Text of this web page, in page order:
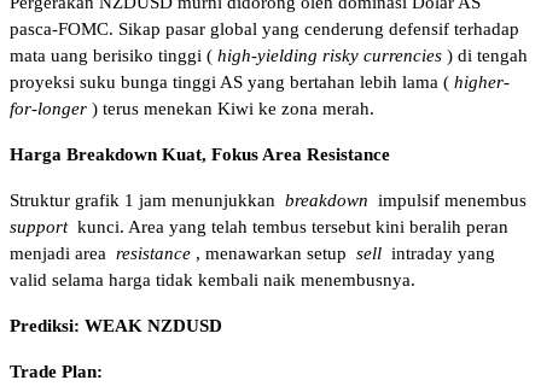
pasca-FOMC. Sikap pasar global yang cenderung defensif terhadap
mata uang berisiko tinggi ( high-yielding risky currencies ) di tengah
proyeksi suku bunga tinggi AS yang bertahan lebih lama ( higher-
for-longer ) terus menekan Kiwi ke zona merah.
Harga Breakdown Kuat, Fokus Area Resistance
Struktur grafik 1 jam menunjukkan breakdown
support kunci. Area yang telah tembus tersebut kini beralih peran
menjadi area resistance , menawarkan setup sell intraday yang
valid selama harga tidak kembali naik menembusnya.
Prediksi: WEAK NZDUSD
Trade Plan: